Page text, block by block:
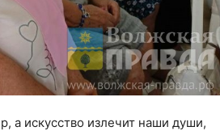
а искусство излечит наши души,